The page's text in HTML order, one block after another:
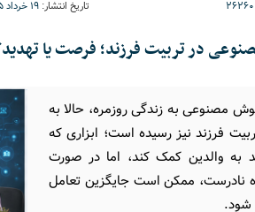
تاریخ انتشار: ۱۹ خرداد ۱۴۰۵ - ۱۷:۰۰
در تربیت فرزند؛ فرصت یا
مصنوعی به زندگی روزمره، حالا به
فرزند نیز رسیده است؛ ابزاری که
به والدین کمک کند، اما در صورت
نادرست، ممکن است جایگزین تعامل
شود.